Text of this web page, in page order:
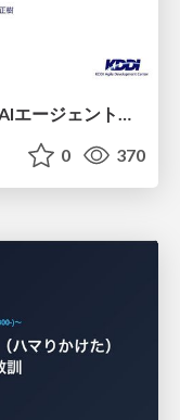
Atlassian Cloudサポート業務でのAIエージェント活用事例
0 370